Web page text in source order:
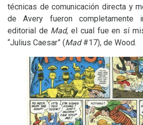
técnicas de comunicación directa y
de Avery fueron completamente
editorial de Mad, el cual fue en sí
“Julius Caesar” (Mad#17), de Wood.